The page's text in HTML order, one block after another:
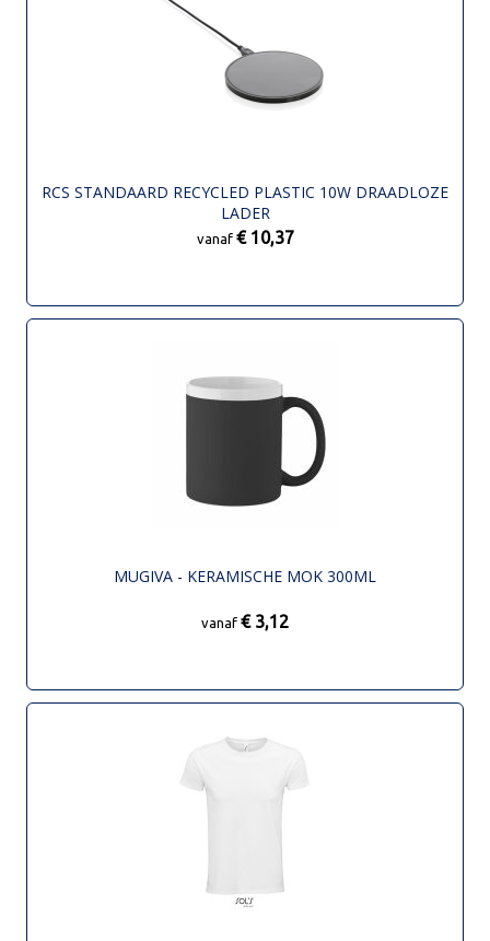
RCS STANDAARD RECYCLED PLASTIC 10W DRAADLOZE
LADER
vanaf € 10,37
MUGIVA - KERAMISCHE MOK 300ML
vanaf € 3,12